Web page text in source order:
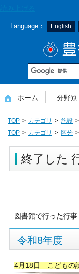
Language： English
ホーム 分野別
TOP カテゴリ 施設
TOP
カテゴリ 区分
終了した
図書館で行った行事
令和8年度
4月18日 こどもの